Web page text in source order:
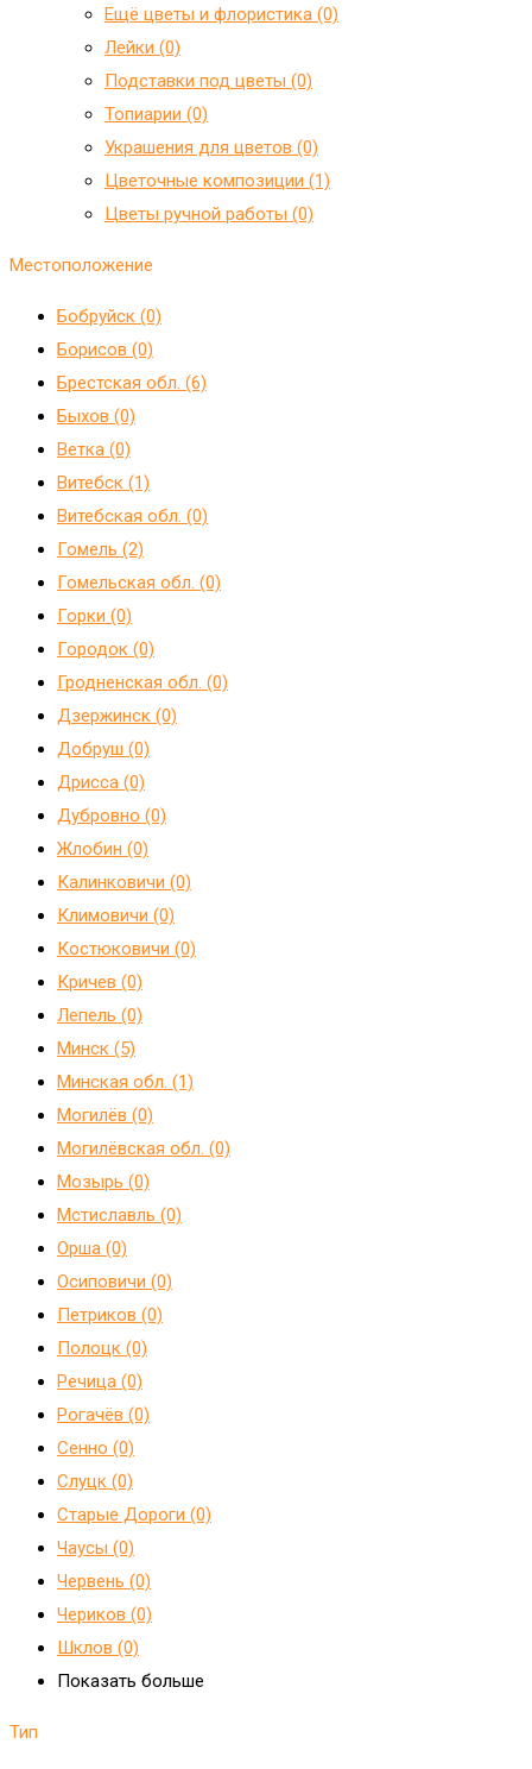
Ещё цветы и флористика (0)
Лейки (0)
Подставки под цветы (0)
Топиарии (0)
Украшения для цветов (0)
Цветочные композиции (1)
Цветы ручной работы (0)
Местоположение
Бобруйск (0)
Борисов (0)
Брестская обл. (6)
Быхов (0)
Ветка (0)
Витебск (1)
Витебская обл. (0)
Гомель (2)
Гомельская обл. (0)
Горки (0)
Городок (0)
Гродненская обл. (0)
Дзержинск (0)
Добруш (0)
Дрисса (0)
Дубровно (0)
Жлобин (0)
Калинковичи (0)
Климовичи (0)
Костюковичи (0)
Кричев (0)
Лепель (0)
Минск (5)
Минская обл. (1)
Могилёв (0)
Могилёвская обл. (0)
Мозырь (0)
Мстиславль (0)
Орша (0)
Осиповичи (0)
Петриков (0)
Полоцк (0)
Речица (0)
Рогачёв (0)
Сенно (0)
Слуцк (0)
Старые Дороги (0)
Чаусы (0)
Червень (0)
Чериков (0)
Шклов (0)
Показать больше
Тип